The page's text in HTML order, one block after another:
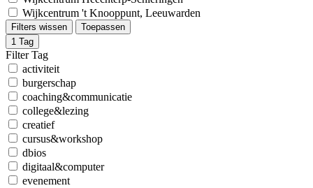
Wijkcentrum 't Knooppunt, Leeuwarden
Filters wissen
Toepassen
1 Tag
Filter Tag
activiteit
burgerschap
coaching&communicatie
college&lezing
creatief
cursus&workshop
dbios
digitaal&computer
evenement